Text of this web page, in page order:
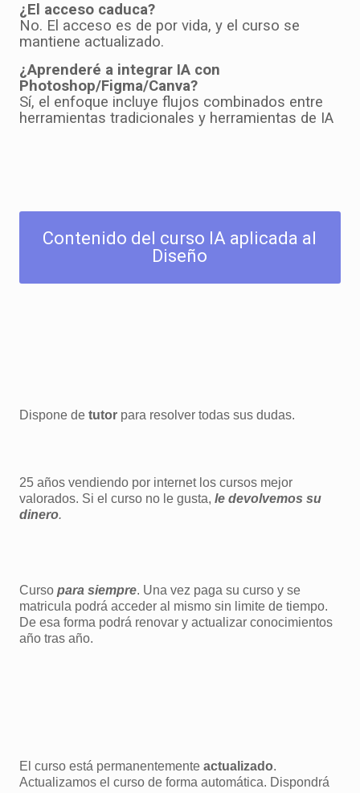
¿El acceso caduca?
No. El acceso es de por vida, y el curso se
mantiene actualizado.
¿Aprenderé a integrar IA con
Photoshop/Figma/Canva?
Sí, el enfoque incluye flujos combinados entre
herramientas tradicionales y herramientas de IA
Contenido del curso IA aplicada al
Diseño
Dispone detutor para resolver todas sus dudas.
25 años vendiendo por internet los cursos mejor
valorados. Si el curso no le gusta,le devolvemos su
dinero.
Cursopara siempre. Una vez paga su curso y se
matricula podrá acceder al mismo sin limite de tiempo.
De esa forma podrá renovar y actualizar conocimientos
año tras año.
El curso está permanentementeactualizado.
Actualizamos el curso de forma automática. Dispondrá